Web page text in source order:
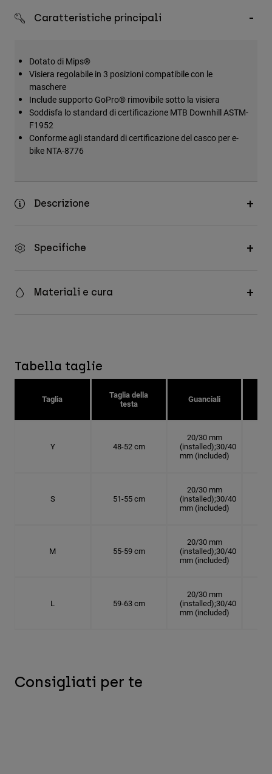
Cappelli e Berretti
Vedi tutto
Caratteristiche principali
Dotato di Mips®
Visiera regolabile in 3 posizioni compatibile con le
maschere
Include supporto GoPro® rimovibile sotto la visiera
Soddisfa lo standard di certificazione MTB Downhill ASTM-
F1952
Conforme agli standard di certificazione del casco per e-
bike NTA-8776
Descrizione
Specifiche
Materiali e cura
Tabella taglie
Taglia
Taglia della
testa
Guanciali
Y 48-52 cm
20/30 mm
(installed);30/40
mm (included)
S 51-55 cm
20/30 mm
(installed);30/40
mm (included)
M 55-59 cm
20/30 mm
(installed);30/40
mm (included)
L 59-63 cm
20/30 mm
(installed);30/40
mm (included)
Consigliati per te